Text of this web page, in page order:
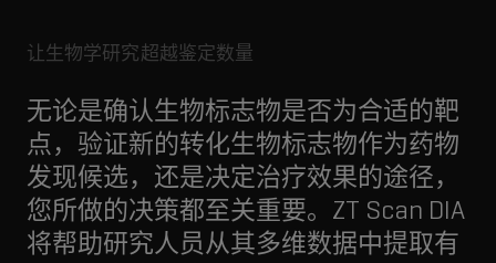
让生物学研究超越鉴定数量
无论是确认生物标志物是否为合适的靶
点，验证新的转化生物标志物作为药物
发现候选，还是决定治疗效果的途径，
您所做的决策都至关重要。ZT Scan DIA
将帮助研究人员从其多维数据中提取有